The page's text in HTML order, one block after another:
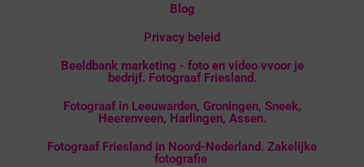
Blog
Privacy beleid
Beeldbank marketing - foto en video vvoor je
bedrijf. Fotograaf Friesland.
Fotograaf in Leeuwarden, Groningen, Sneek,
Heerenveen, Harlingen, Assen.
Fotograaf Friesland in Noord-Nederland. Zakelijke
fotografie